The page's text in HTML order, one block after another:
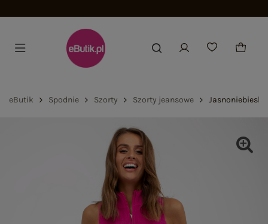
eButik Spodnie Szorty Szorty jeansowe